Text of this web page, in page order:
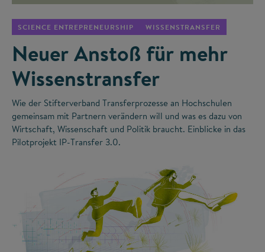
SCIENCE ENTREPRENEURSHIP WISSENSTRANSFER
Neuer Anstoß für mehr
Wissenstransfer
Wie der Stifterverband Transferprozesse an Hochschulen
gemeinsam mit Partnern verändern will und was es dazu von
Wirtschaft, Wissenschaft und Politik braucht. Einblicke in das
Pilotprojekt IP-Transfer 3.0.